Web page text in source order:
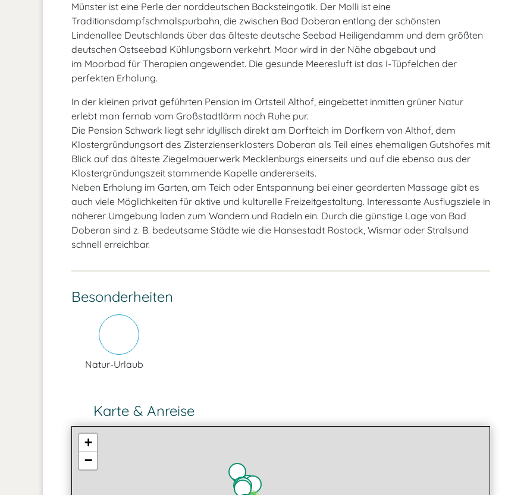
Münster ist eine Perle der norddeutschen Backsteingotik. Der Molli ist eine
Traditionsdampfschmalspurbahn, die zwischen Bad Doberan entlang der schönsten
Lindenallee Deutschlands über das älteste deutsche Seebad Heiligendamm und dem größten
deutschen Ostseebad Kühlungsborn verkehrt. Moor wird in der Nähe abgebaut und
im Moorbad für Therapien angewendet. Die gesunde Meeresluft ist das I-Tüpfelchen der
perfekten Erholung.
In der kleinen privat geführten Pension im Ortsteil Althof, eingebettet inmitten grüner Natur
erlebt man fernab vom Großstadtlärm noch Ruhe pur.
Die Pension Schwark liegt sehr idyllisch direkt am Dorfteich im Dorfkern von Althof, dem
Klostergründungsort des Zisterzienserklosters Doberan als Teil eines ehemaligen Gutshofes mit
Blick auf das älteste Ziegelmauerwerk Mecklenburgs einerseits und auf die ebenso aus der
Klostergründungszeit stammende Kapelle andererseits.
Neben Erholung im Garten, am Teich oder Entspannung bei einer georderten Massage gibt es
auch viele Möglichkeiten für aktive und kulturelle Freizeitgestaltung. Interessante Ausflugsziele in
näherer Umgebung laden zum Wandern und Radeln ein. Durch die günstige Lage von Bad
Doberan sind z. B. bedeutsame Städte wie die Hansestadt Rostock, Wismar oder Stralsund
schnell erreichbar.
Besonderheiten
Natur-Urlaub
Karte & Anreise
+
−